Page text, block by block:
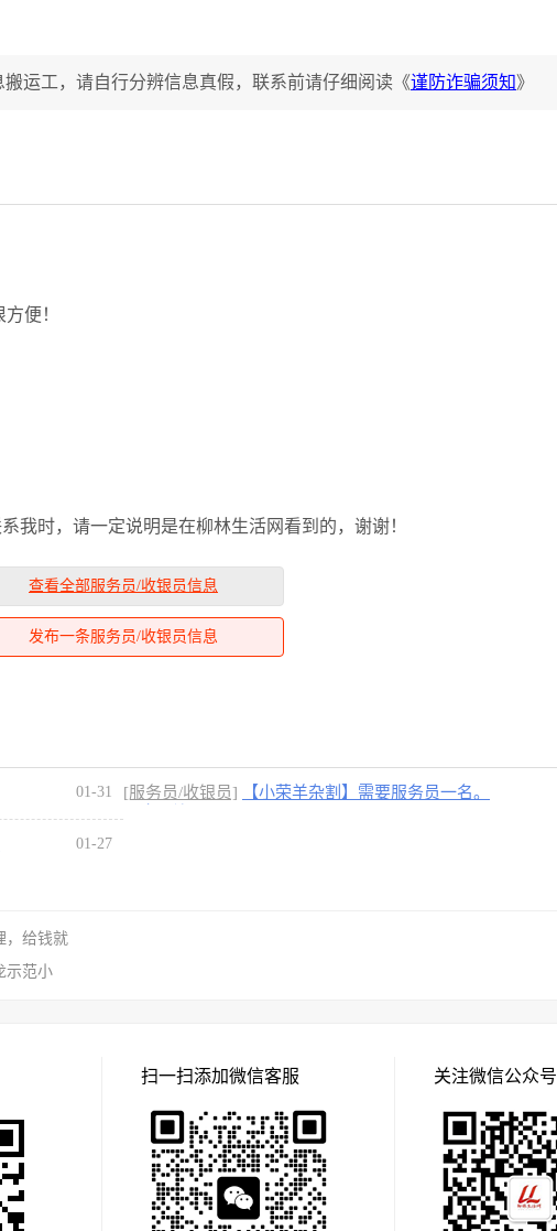
运工，请自行分辨信息真假，联系前请仔细阅读《谨防诈骗须知》
便！
我时，请一定说明是在柳林生活网看到的，谢谢！
查看全部服务员/收银员信息
发布一条服务员/收银员信息
01-31 [服务员/收银员]
【小荣羊杂割】需要服务员一名。
01-27
，给钱就
示范小
扫一扫添加微信客服 关注微信公众号